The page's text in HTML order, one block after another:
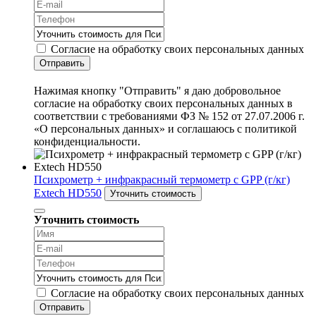
Согласие на обработку своих персональных данных
Отправить
Нажимая кнопку "Отправить" я даю добровольное
согласие на обработку своих персональных данных в
соответствии с требованиями ФЗ № 152 от 27.07.2006 г.
«О персональных данных» и соглашаюсь с политикой
конфиденциальности.
Психрометр + инфракрасный термометр с GPP (г/кг)
Extech HD550
Уточнить стоимость
Уточнить стоимость
Согласие на обработку своих персональных данных
Отправить